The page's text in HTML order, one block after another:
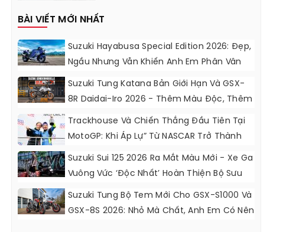
BÀI VIẾT MỚI NHẤT
Suzuki Hayabusa Special Edition 2026: Đẹp,
Ngầu Nhưng Vẫn Khiến Anh Em Phân Vân
Suzuki Tung Katana Bản Giới Hạn Và GSX-
8R Daidai-Iro 2026 - Thêm Màu Độc, Thêm
Đồ Chơi, Thêm Cá Tính
Trackhouse Và Chiến Thắng Đầu Tiên Tại
MotoGP: Khi Áp Lự” Từ NASCAR Trở Thành
Động Lực Ngọt Ngào
Suzuki Sui 125 2026 Ra Mắt Màu Mới - Xe Ga
Vuông Vức ‘độc Nhất’ Hoàn Thiện Bộ Sưu
Tập 7 Sắc Cầu Vồng
Suzuki Tung Bộ Tem Mới Cho GSX-S1000 Và
GSX-8S 2026: Nhỏ Mà Chất, Anh Em Có Nên